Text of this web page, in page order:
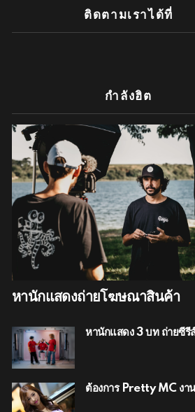
ติดตามเราได้ที่
กำลังฮิต
หานักแสดงถ่ายโฆษณาสินค้า
หานักแสดง 3 บท ถ่ายซีรี
ต้องการ Pretty MC งา